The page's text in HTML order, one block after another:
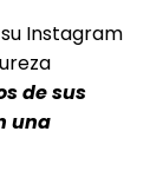
Instagram
de sus
una